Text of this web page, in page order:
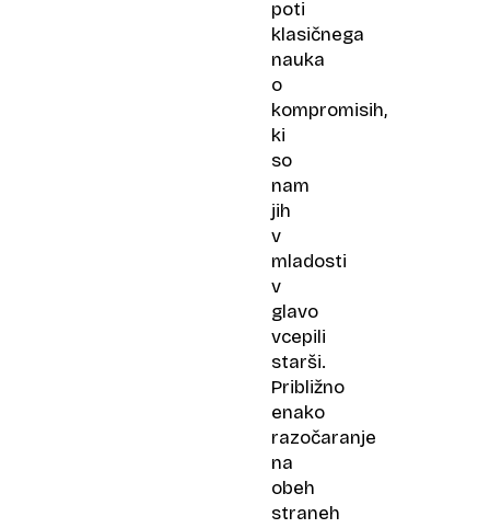
poti
klasičnega
nauka
o
kompromisih,
ki
so
nam
jih
v
mladosti
v
glavo
vcepili
starši.
Približno
enako
razočaranje
na
obeh
straneh